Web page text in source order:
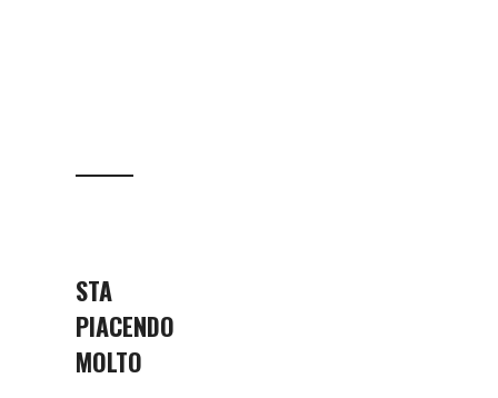
STA
PIACENDO
MOLTO